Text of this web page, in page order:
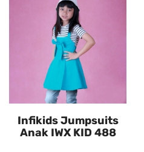
Infikids Jumpsuits
Anak IWX KID 488